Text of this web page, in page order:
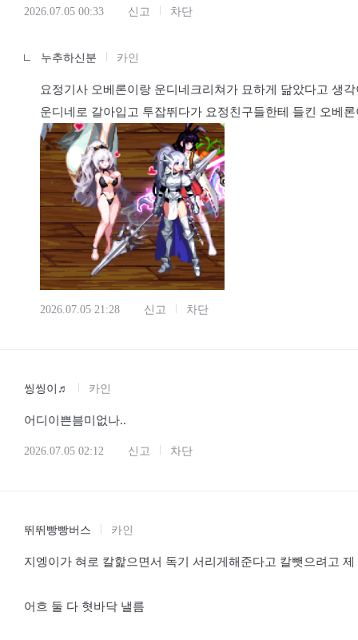
2026.07.05 00:33 신고 차단
누추하신분 카인
요정기사 오베론이랑 운디네크리쳐가 묘하게 닮았다고 생
운디네로 갈아입고 투잡뛰다가 요정친구들한테 들킨 오베
2026.07.05 21:28 신고 차단
씽씽이♬ 카인
어디이쁜븜미없나..
2026.07.05 02:12 신고 차단
뛰뛰빵빵버스 카인
지엥이가 혀로 칼핥으면서 독기 서리게해준다고 칼뺏으려고
어흐 둘 다 혓바닥 낼름